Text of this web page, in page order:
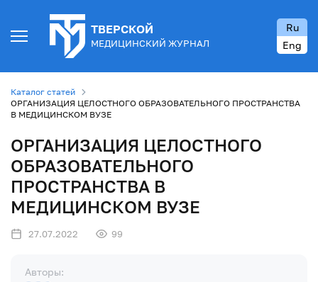
ТВЕРСКОЙ
МЕДИЦИНСКИЙ ЖУРНАЛ
Ru
Eng
Каталог статей
ОРГАНИЗАЦИЯ ЦЕЛОСТНОГО ОБРАЗОВАТЕЛЬНОГО ПРОСТРАНСТВА
В МЕДИЦИНСКОМ ВУЗЕ
ОРГАНИЗАЦИЯ ЦЕЛОСТНОГО
ОБРАЗОВАТЕЛЬНОГО
ПРОСТРАНСТВА В
МЕДИЦИНСКОМ ВУЗЕ
27.07.2022 99
Авторы: